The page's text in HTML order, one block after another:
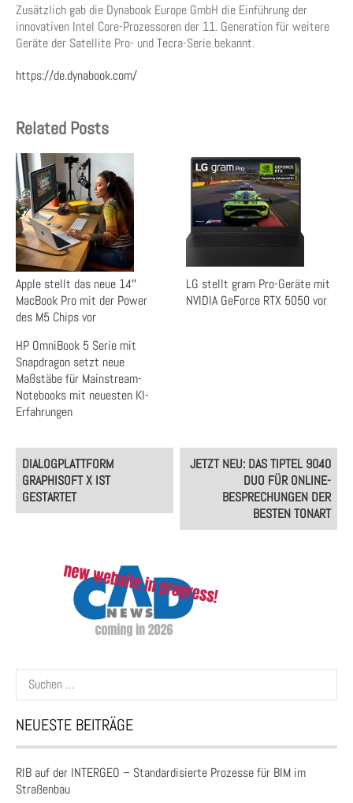
Zusätzlich gab die Dynabook Europe GmbH die Einführung der
innovativen Intel Core-Prozessoren der 11. Generation für weitere
Geräte der Satellite Pro- und Tecra-Serie bekannt.
https://de.dynabook.com/
Related Posts
Apple stellt das neue 14″
MacBook Pro mit der Power
des M5 Chips vor
LG stellt gram Pro-Geräte mit
NVIDIA GeForce RTX 5050 vor
HP OmniBook 5 Serie mit
Snapdragon setzt neue
Maßstäbe für Mainstream-
Notebooks mit neuesten KI-
Erfahrungen
Post
navigation
DIALOGPLATTFORM
GRAPHISOFT X IST
GESTARTET
JETZT NEU: DAS TIPTEL 9040
DUO FÜR ONLINE-
BESPRECHUNGEN DER
BESTEN TONART
Suchen
nach:
NEUESTE BEITRÄGE
RIB auf der INTERGEO – Standardisierte Prozesse für BIM im
Straßenbau